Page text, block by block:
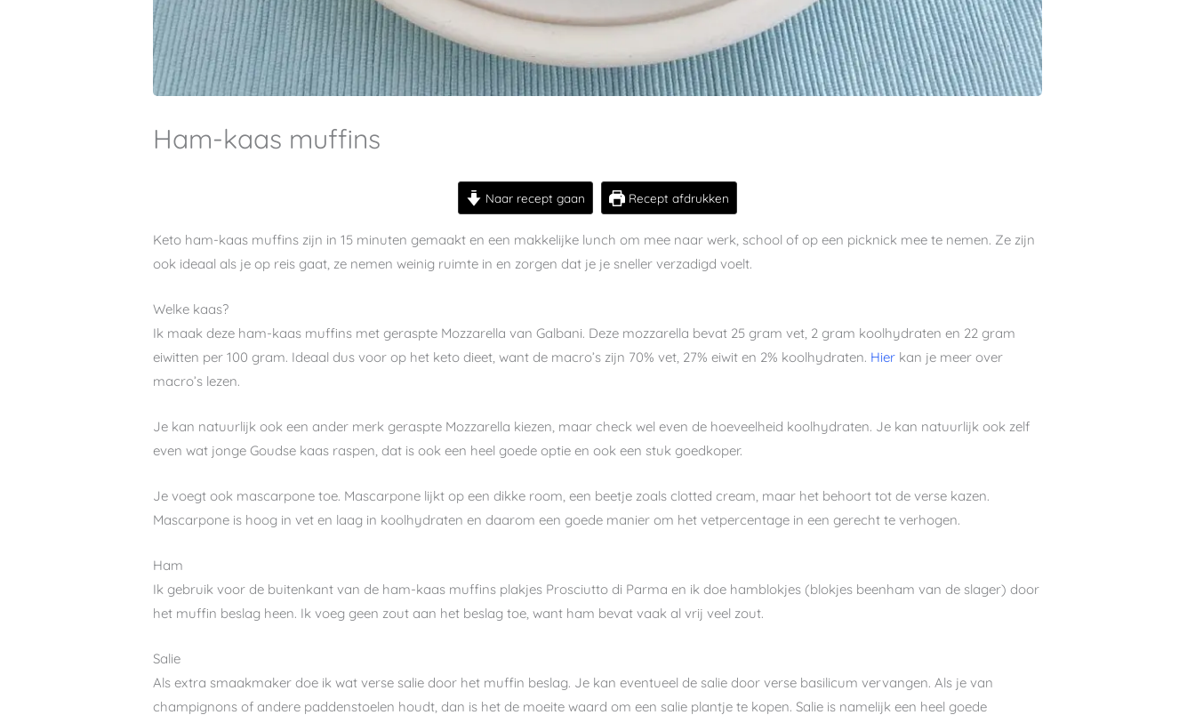
Ham-kaas muffins
Naar recept gaan Recept afdrukken
Keto ham-kaas muffins zijn in 15 minuten gemaakt en een makkelijke lunch om mee naar werk, school of op een picknick mee te nemen. Ze zijn
ook ideaal als je op reis gaat, ze nemen weinig ruimte in en zorgen dat je je sneller verzadigd voelt.
Welke kaas?
Ik maak deze ham-kaas muffins met geraspte Mozzarella van Galbani. Deze mozzarella bevat 25 gram vet, 2 gram koolhydraten en 22 gram
eiwitten per 100 gram. Ideaal dus voor op het keto dieet, want de macro’s zijn 70% vet, 27% eiwit en 2% koolhydraten. Hier kan je meer over
macro’s lezen.
Je kan natuurlijk ook een ander merk geraspte Mozzarella kiezen, maar check wel even de hoeveelheid koolhydraten. Je kan natuurlijk ook zelf
even wat jonge Goudse kaas raspen, dat is ook een heel goede optie en ook een stuk goedkoper.
Je voegt ook mascarpone toe. Mascarpone lijkt op een dikke room, een beetje zoals clotted cream, maar het behoort tot de verse kazen.
Mascarpone is hoog in vet en laag in koolhydraten en daarom een goede manier om het vetpercentage in een gerecht te verhogen.
Ham
Ik gebruik voor de buitenkant van de ham-kaas muffins plakjes Prosciutto di Parma en ik doe hamblokjes (blokjes beenham van de slager) door
het muffin beslag heen. Ik voeg geen zout aan het beslag toe, want ham bevat vaak al vrij veel zout.
Salie
Als extra smaakmaker doe ik wat verse salie door het muffin beslag. Je kan eventueel de salie door verse basilicum vervangen. Als je van
champignons of andere paddenstoelen houdt, dan is het de moeite waard om een salie plantje te kopen. Salie is namelijk een heel goede